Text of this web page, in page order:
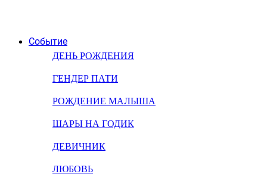
Событие
ДЕНЬ РОЖДЕНИЯ
ГЕНДЕР ПАТИ
РОЖДЕНИЕ МАЛЫША
ШАРЫ НА ГОДИК
ДЕВИЧНИК
ЛЮБОВЬ